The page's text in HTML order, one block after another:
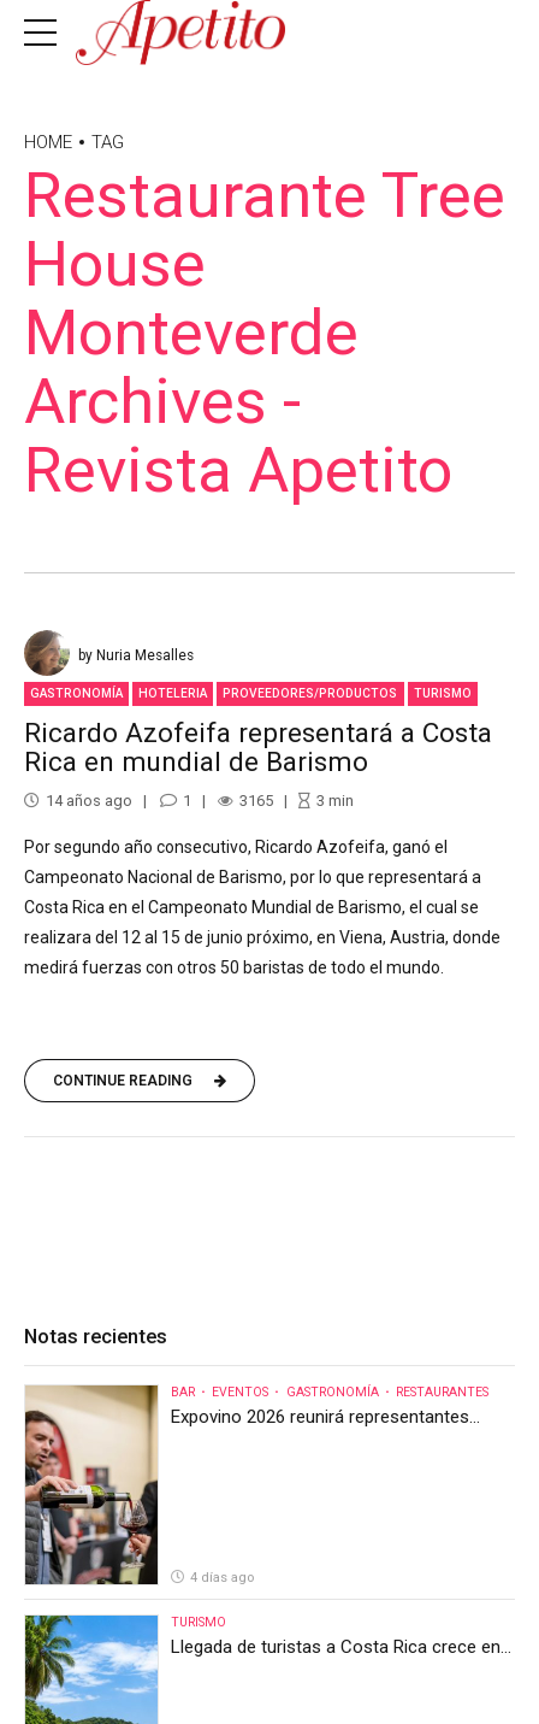
HOME TAG
Restaurante Tree
House
Monteverde
Archives -
Revista Apetito
by Nuria Mesalles
GASTRONOMÍA HOTELERIA PROVEEDORES/PRODUCTOS TURISMO
Ricardo Azofeifa representará a Costa
Rica en mundial de Barismo
14 años ago 1 3165 3 min
Por segundo año consecutivo, Ricardo Azofeifa, ganó el
Campeonato Nacional de Barismo, por lo que representará a
Costa Rica en el Campeonato Mundial de Barismo, el cual se
realizara del 12 al 15 de junio próximo, en Viena, Austria, donde
medirá fuerzas con otros 50 baristas de todo el mundo.
CONTINUE READING
Notas recientes
BAR EVENTOS GASTRONOMÍA RESTAURANTES
Expovino 2026 reunirá representantes
4 días ago
TURISMO
Llegada de turistas a Costa Rica crece en